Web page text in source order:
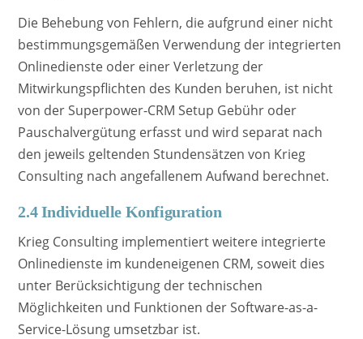
Die Behebung von Fehlern, die aufgrund einer nicht
bestimmungsgemäßen Verwendung der integrierten
Onlinedienste oder einer Verletzung der
Mitwirkungspflichten des Kunden beruhen, ist nicht
von der Superpower-CRM Setup Gebühr oder
Pauschalvergütung erfasst und wird separat nach
den jeweils geltenden Stundensätzen von Krieg
Consulting nach angefallenem Aufwand berechnet.
2.4 Individuelle Konfiguration
Krieg Consulting implementiert weitere integrierte
Onlinedienste im kundeneigenen CRM, soweit dies
unter Berücksichtigung der technischen
Möglichkeiten und Funktionen der Software-as-a-
Service-Lösung umsetzbar ist.